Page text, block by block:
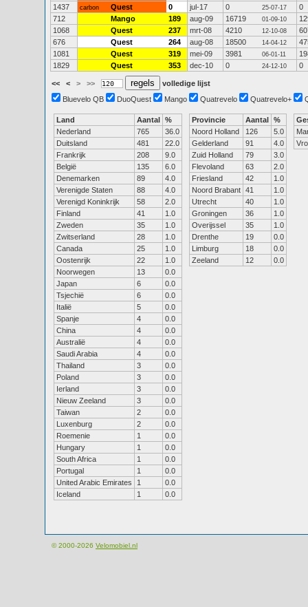
1437
carbon Quest 0 jul-17 0 25-07-17
0
712
Mango 189 aug-09 16719 01-09-10
1068
Quest 237 mrt-08 4210 12-10-08
676
Quest 264 aug-08 18500 14-04-12
1081
Quest 319 mei-09 3981 06-01-11
1829
Quest 353 dec-10 0 24-12-10 0
<< < > >>
volledige lijst
Bluevelo QB
DuoQuest Mango Quatrevelo Quatrevelo+
Land Aantal %
Nederland
765
36.0
Duitsland
481
22.0
Frankrijk
208
9.0
België
135
6.0
Denemarken
89
4.0
Verenigde Staten
88
4.0
Verenigd Koninkrijk
58
2.0
Finland
41
1.0
Zweden
35
1.0
Zwitserland
28
1.0
Canada
25
1.0
Oostenrijk
22
1.0
Noorwegen
13
0.0
Japan
6
0.0
Tsjechië
6
0.0
Italië
5
0.0
Spanje
4
0.0
China
4
0.0
Australië
4
0.0
Saudi Arabia
4
0.0
Thailand
3
0.0
Poland
3
0.0
Ierland
3
0.0
Nieuw Zeeland
3
0.0
Taiwan
2
0.0
Luxenburg
2
0.0
Roemenie
1
0.0
Hungary
1
0.0
South Africa
1
0.0
Portugal
1
0.0
United Arabic Emirates
1
0.0
Iceland
1 0.0
Provincie Aantal %
Noord Holland
126
5.0
Gelderland
91
4.0
Zuid Holland
79
3.0
Flevoland
63
2.0
Friesland
42
1.0
Noord Brabant 41
1.0
Utrecht
40
1.0
Groningen
36
1.0
Overijssel
35
1.0
Drenthe
19
0.0
Limburg
18
0.0
Zeeland
12 0.0
© 2000-2026 Velomobiel.nl